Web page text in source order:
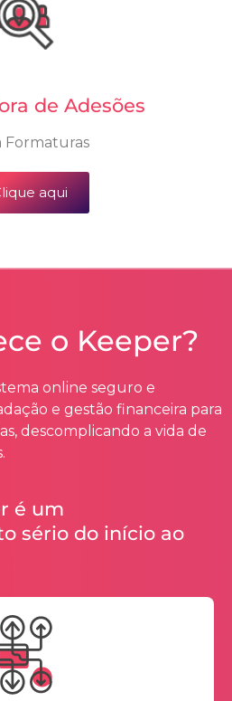
de Adesões
Formaturas
aqui
o Keeper?
online seguro e
e gestão financeira para
descomplicando a vida de
é um
sério do início ao